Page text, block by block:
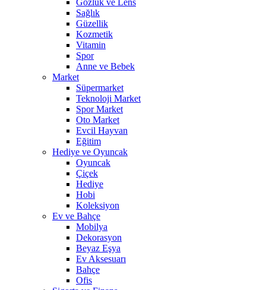
Gözlük ve Lens
Sağlık
Güzellik
Kozmetik
Vitamin
Spor
Anne ve Bebek
Market
Süpermarket
Teknoloji Market
Spor Market
Oto Market
Evcil Hayvan
Eğitim
Hediye ve Oyuncak
Oyuncak
Çiçek
Hediye
Hobi
Koleksiyon
Ev ve Bahçe
Mobilya
Dekorasyon
Beyaz Eşya
Ev Aksesuarı
Bahçe
Ofis